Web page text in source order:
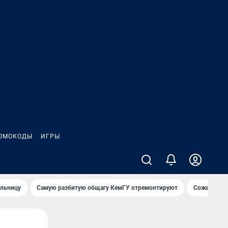
ИГРЫ
Самую разбитую общагу КемГУ отремонтируют